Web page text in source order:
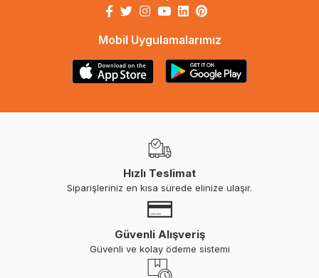
Mobil Uygulamalarımız
Hızlı Teslimat
Siparişleriniz en kısa sürede elinize ulaşır.
Güvenli Alışveriş
Güvenli ve kolay ödeme sistemi